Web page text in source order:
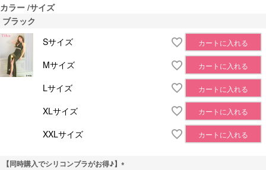
カラー サイズ
ブラック
Sサイズ
カートに入れる
Mサイズ カートに入れる
Lサイズ カートに入れる
XLサイズ カートに入れる
XXLサイズ カートに入れる
【同時購入でシリコンブラがお得♪】